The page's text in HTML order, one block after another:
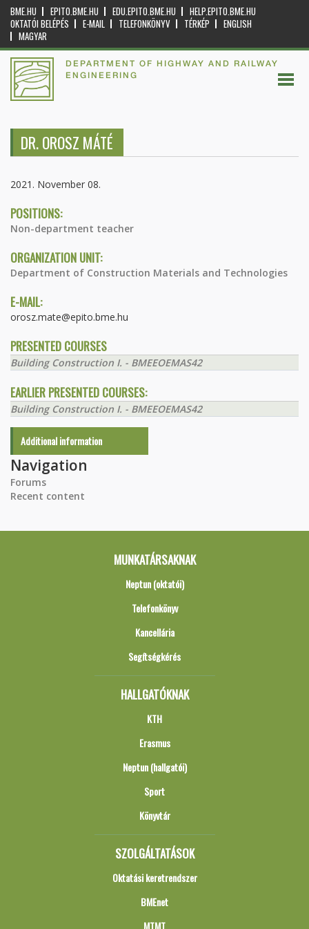
BME.HU EPITO.BME.HU EDU.EPITO.BME.HU
HELP.EPITO.BME.HU
OKTATÓI BELÉPÉS
E-MAIL TELEFONKÖNYV TÉRKÉP
ENGLISH
MAGYAR
DEPARTMENT OF HIGHWAY AND RAILWAY
ENGINEERING
DR. OROSZ MÁTÉ
2021. November 08.
POSITIONS:
Non-department teacher
ORGANIZATION UNIT:
Department of Construction Materials and Technologies
E-MAIL:
orosz.mate@epito.bme.hu
PRESENTED COURSES
Building Construction I. - BMEEOEMAS42
EARLIER PRESENTED COURSES:
Building Construction I. - BMEEOEMAS42
Additional information
Navigation
Forums
Recent content
MUNKATÁRSAKNAK
Neptun (oktatói)
Telefonkönyv
Kancellária
Segítségkérés
HALLGATÓKNAK
KTH
Erasmus
Neptun (hallgatói)
Sport
Könyvtár
SZOLGÁLTATÁSOK
Oktatási keretrendszer
BMEnet
MTMT